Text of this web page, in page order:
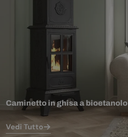
Caminetto in ghisa a bioetanolo
Vedi Tutto